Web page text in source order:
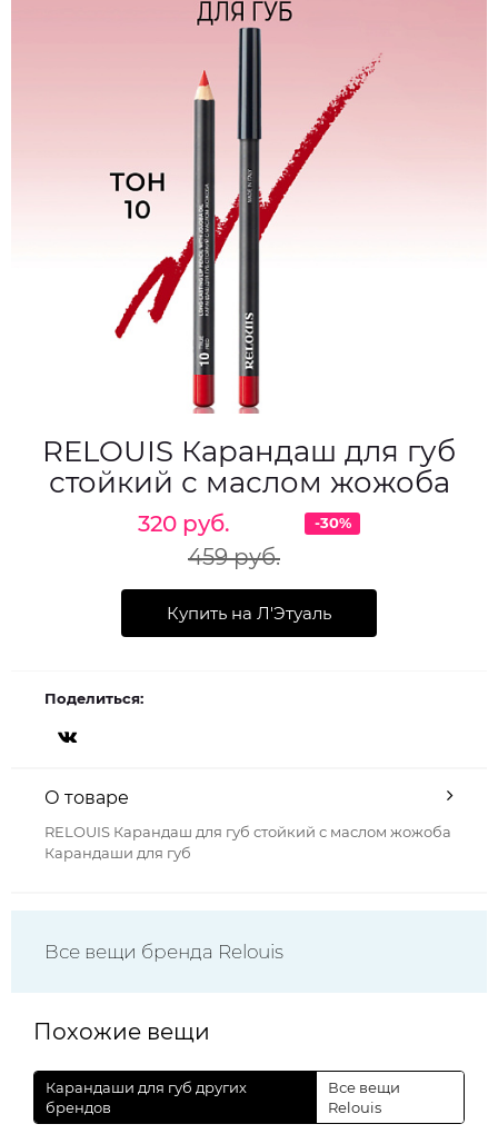
RELOUIS Карандаш для губ
стойкий с маслом жожоба
320 руб.
459 руб.
-30%
Купить на Л'Этуаль
Поделиться:
О товаре
RELOUIS Карандаш для губ стойкий с маслом жожоба
Карандаши для губ
Все вещи бренда Relouis
Похожие вещи
Карандаши для губ других
брендов
Все вещи
Relouis